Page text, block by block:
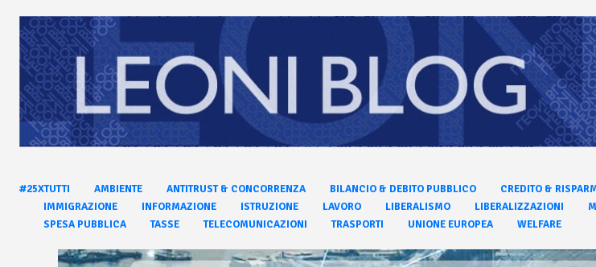
#25XTUTTI AMBIENTE ANTITRUST & CONCORRENZA BILANCIO & DEBITO PUBBLICO CREDITO &
IMMIGRAZIONE
INFORMAZIONE ISTRUZIONE LAVORO LIBERALISMO LIBERALIZZAZIONI
SPESA PUBBLICA
TASSE TELECOMUNICAZIONI TRASPORTI UNIONE EUROPEA WELFARE